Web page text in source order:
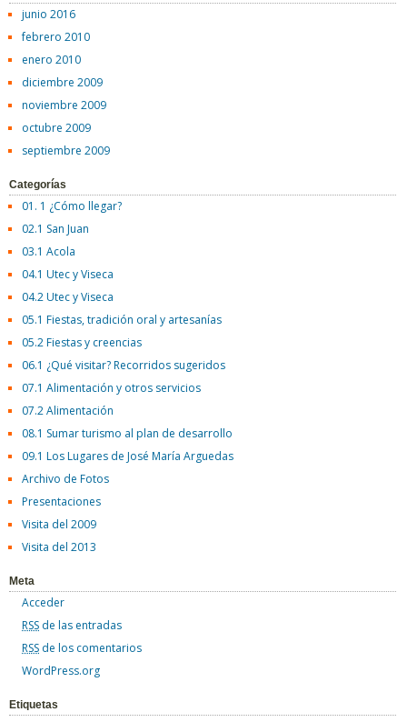
junio 2016
febrero 2010
enero 2010
diciembre 2009
noviembre 2009
octubre 2009
septiembre 2009
Categorías
01. 1 ¿Cómo llegar?
02.1 San Juan
03.1 Acola
04.1 Utec y Viseca
04.2 Utec y Viseca
05.1 Fiestas, tradición oral y artesanías
05.2 Fiestas y creencias
06.1 ¿Qué visitar? Recorridos sugeridos
07.1 Alimentación y otros servicios
07.2 Alimentación
08.1 Sumar turismo al plan de desarrollo
09.1 Los Lugares de José María Arguedas
Archivo de Fotos
Presentaciones
Visita del 2009
Visita del 2013
Meta
Acceder
RSS de las entradas
RSS de los comentarios
WordPress.org
Etiquetas